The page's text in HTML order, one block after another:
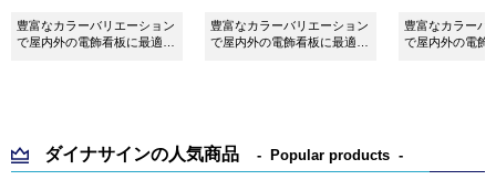
豊富なカラーバリエーション
で屋内外の電飾看板に最適な
豊富なカラーバリエーション
で屋内外の電飾看板に最適な
豊富なカラーバ
で屋内外の電飾
ダイナサインの人気商品 Popular products